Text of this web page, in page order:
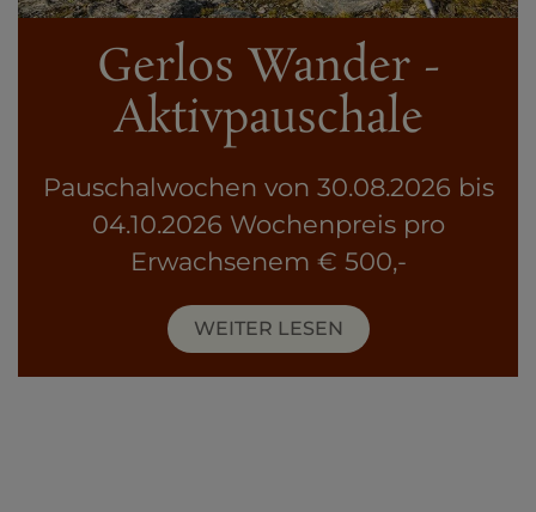
Gerlos Wander -
Aktivpauschale
Pauschalwochen von 30.08.2026 bis
04.10.2026 Wochenpreis pro
Erwachsenem € 500,-
WEITER LESEN